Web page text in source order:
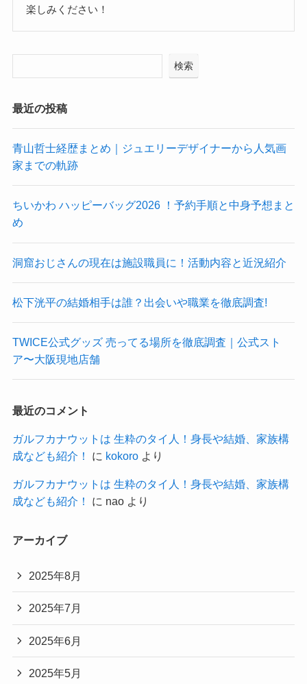
楽しみください！
検索
最近の投稿
青山哲士経歴まとめ｜ジュエリーデザイナーから人気画
家までの軌跡
ちいかわ ハッピーバッグ2026 ！予約手順と中身予想まと
め
洞窟おじさんの現在は施設職員に！活動内容と近況紹介
松下洸平の結婚相手は誰？出会いや職業を徹底調査!
TWICE公式グッズ 売ってる場所を徹底調査｜公式スト
ア〜大阪現地店舗
最近のコメント
ガルフカナウットは 生粋のタイ人！身長や結婚、家族構
成なども紹介！
に kokoroより
ガルフカナウットは 生粋のタイ人！身長や結婚、家族構
成なども紹介！
に naoより
アーカイブ
2025年8月
2025年7月
2025年6月
2025年5月